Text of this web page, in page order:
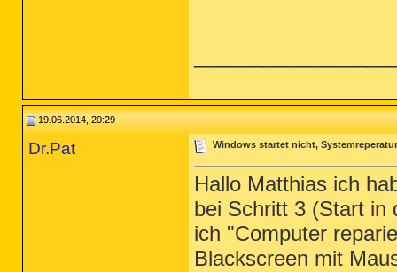
19.06.2014, 20:29
Dr.Pat Windows startet nicht,
Hallo Matthias ich
bei Schritt 3 (Start in
ich "Computer
Blackscreen mit